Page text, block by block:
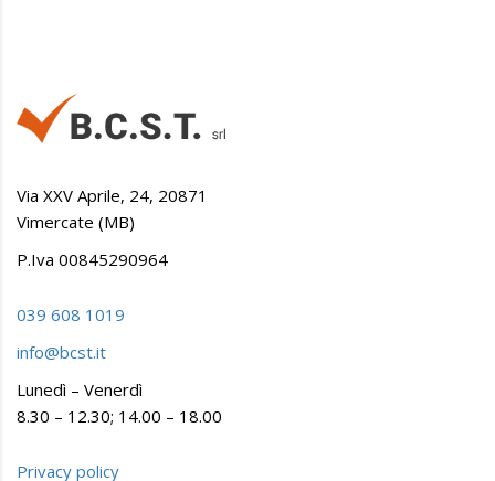
Via XXV Aprile, 24, 20871
Vimercate (MB)
P.Iva 00845290964
039 608 1019
info@bcst.it
Lunedì – Venerdì
8.30 – 12.30; 14.00 – 18.00
Privacy policy